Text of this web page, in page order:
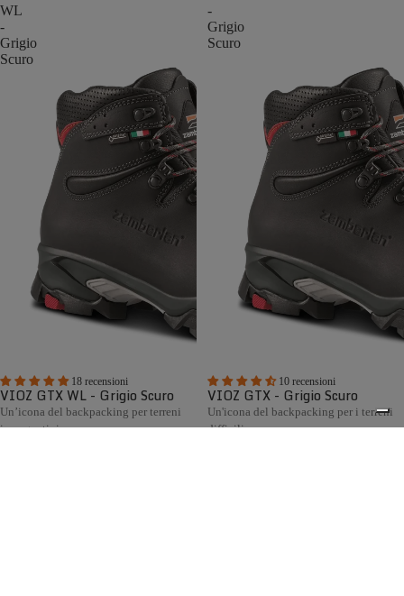
WL
-
Grigio
Scuro
18 recensioni
VIOZ GTX WL - Grigio Scuro
Un’icona del backpacking per terreni
impegnativi
-
Grigio
Scuro
10 recensioni
VIOZ GTX - Grigio Scuro
Un'icona del backpacking per i terreni
difficili